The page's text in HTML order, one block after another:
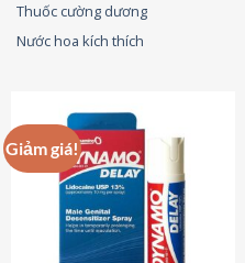
Thuốc cường dương
Nước hoa kích thích
Giảm giá!